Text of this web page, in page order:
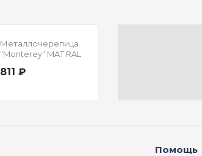
Металлочерепица
"Monterey" MAT RAL
черный 0,5 мм
811 ₽
Помощь